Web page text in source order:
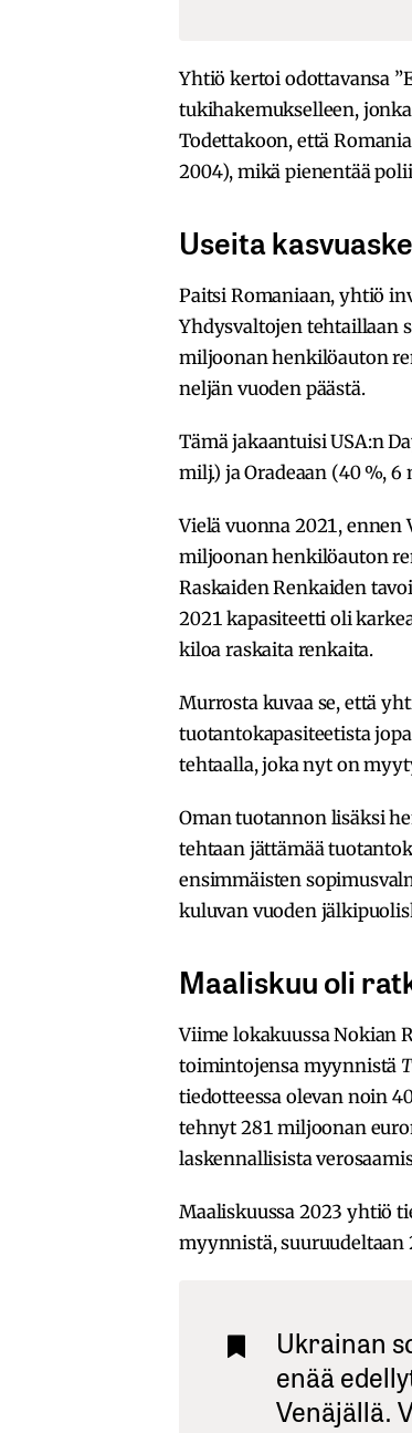
Yhtiö kertoi odottavansa
tukihakemukselleen,
Todettakoon, että
2004), mikä pienentää
Useita
Paitsi Romaniaan, yhtiö
Yhdysvaltojen tehtaillaan
miljoonan henkilöauton
neljän vuoden päästä.
Tämä jakaantuisi USA:n
milj.) ja Oradeaan (40 %, 6
Vielä vuonna 2021,
miljoonan henkilöauton
Raskaiden Renkaiden
2021 kapasiteetti oli
kiloa raskaita renkaita.
Murrosta kuvaa se, että
tuotantokapasiteetista
tehtaalla, joka nyt on
Oman tuotannon lisäksi
tehtaan jättämää
ensimmäisten
kuluvan vuoden
Maaliskuu oli
Viime lokakuussa Nokian
toimintojensa myynnistä
tiedotteessa olevan noin
tehnyt 281 miljoonan
laskennallisista
Maaliskuussa 2023 yhtiö
myynnistä, suuruudeltaan
Ukrainan
enää
Venäjällä.